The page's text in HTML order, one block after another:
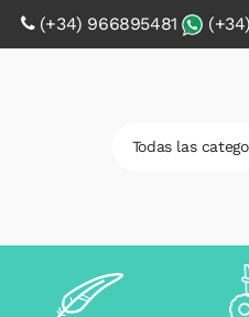
(+34) 966895481
Todas las